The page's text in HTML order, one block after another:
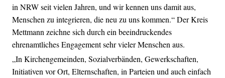
in NRW seit vielen Jahren, und wir kennen uns damit aus,
Menschen zu integrieren, die neu zu uns kommen.“ Der Kreis
Mettmann zeichne sich durch ein beeindruckendes
ehrenamtliches Engagement sehr vieler Menschen aus.
„In Kirchengemeinden, Sozialverbänden, Gewerkschaften,
Initiativen vor Ort, Elternschaften, in Parteien und auch einfach